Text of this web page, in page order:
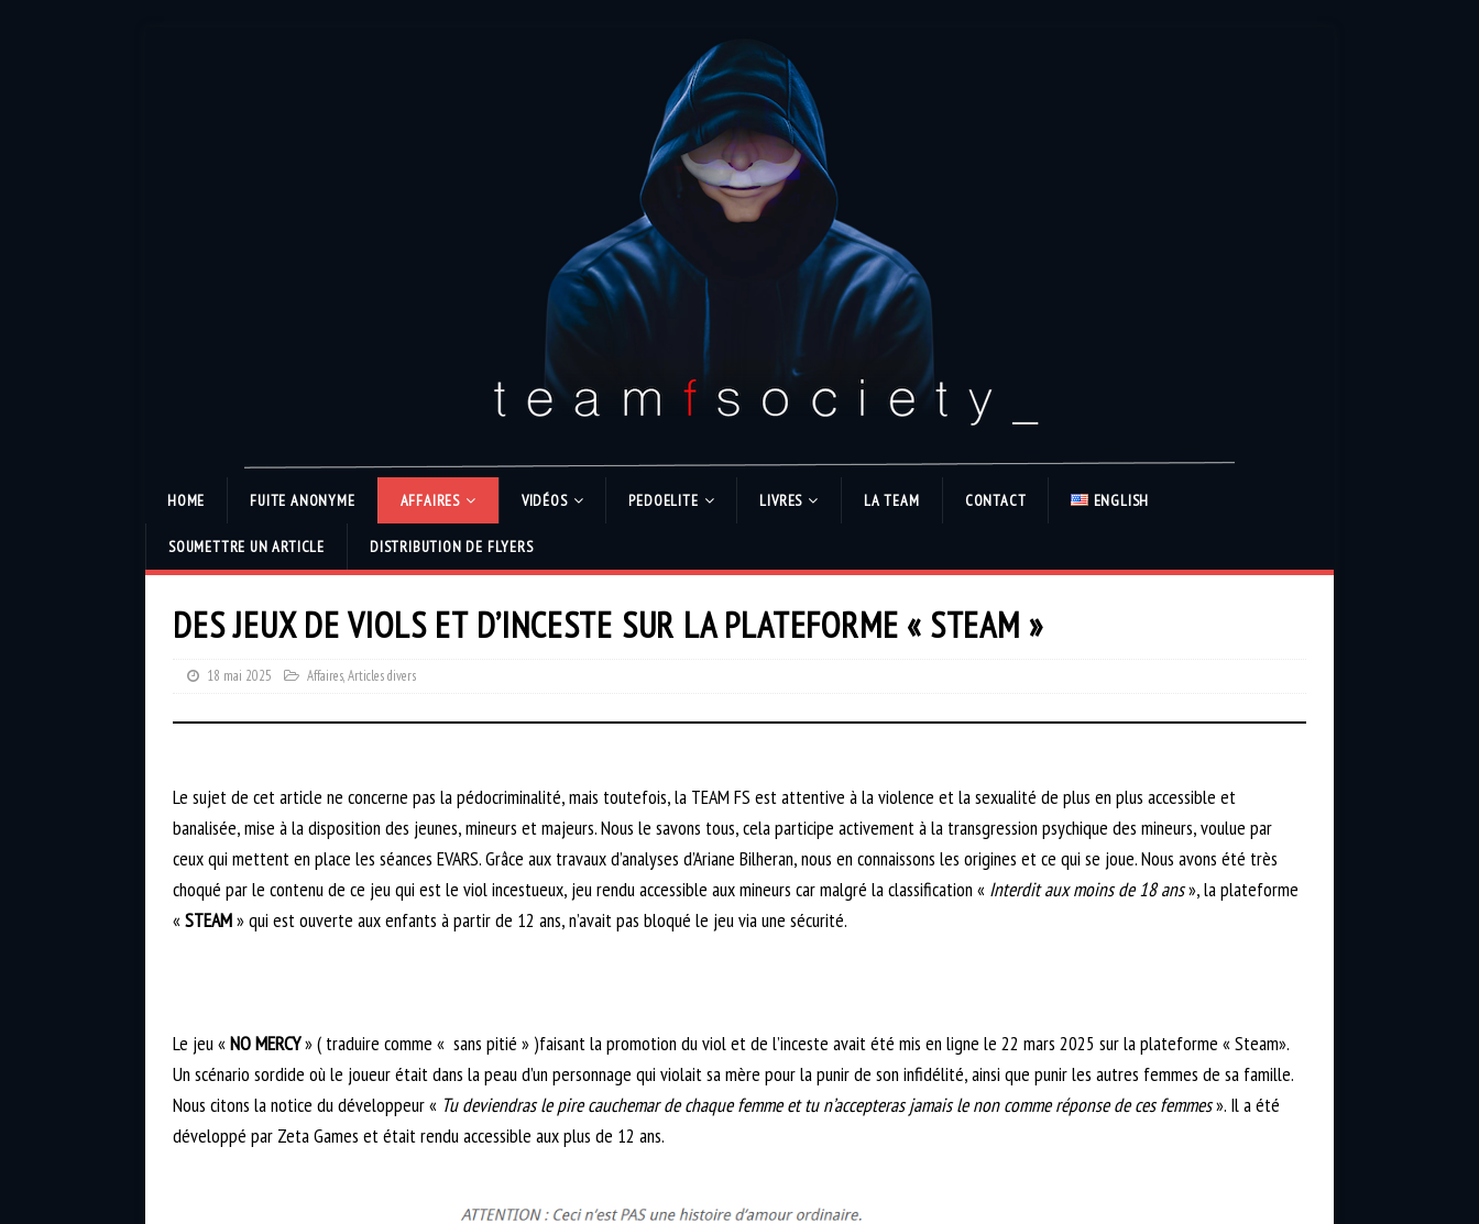
HOME FUITE ANONYME AFFAIRES VIDÉOS PEDOELITE LIVRES LA TEAM CONTACT ENGLISH
SOUMETTRE UN ARTICLE DISTRIBUTION DE FLYERS
DES JEUX DE VIOLS ET D’INCESTE SUR LA PLATEFORME « STEAM »
18 mai 2025 Affaires,Articles divers
Le sujet de cet article ne concerne pas la pédocriminalité, mais toutefois, la TEAM FS est attentive à la violence et la sexualité de plus en plus accessible et
banalisée, mise à la disposition des jeunes, mineurs et majeurs. Nous le savons tous, cela participe activement à la transgression psychique des mineurs, voulue par
ceux qui mettent en place les séances EVARS. Grâce aux travaux d’analyses d’Ariane Bilheran, nous en connaissons les origines et ce qui se joue. Nous avons été très
choqué par le contenu de ce jeu qui est le viol incestueux, jeu rendu accessible aux mineurs car malgré la classification « Interdit aux moins de 18 ans», la plateforme
«STEAM» qui est ouverte aux enfants à partir de 12 ans, n’avait pas bloqué le jeu via une sécurité.
Le jeu «NO MERCY» ( traduire comme « sans pitié » )faisant la promotion du viol et de l’inceste avait été mis en ligne le 22 mars 2025 sur la plateforme « Steam».
Un scénario sordide où le joueur était dans la peau d’un personnage qui violait sa mère pour la punir de son infidélité, ainsi que punir les autres femmes de sa famille.
Nous citons la notice du développeur « Tu deviendras le pire cauchemar de chaque femme et tu n’accepteras jamais le non comme réponse de ces femmes». Il a été
développé par Zeta Games et était rendu accessible aux plus de 12 ans.